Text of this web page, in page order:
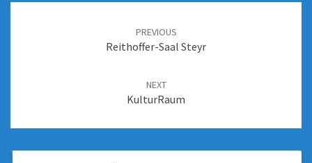
PREVIOUS
Reithoffer-Saal Steyr
NEXT
KulturRaum